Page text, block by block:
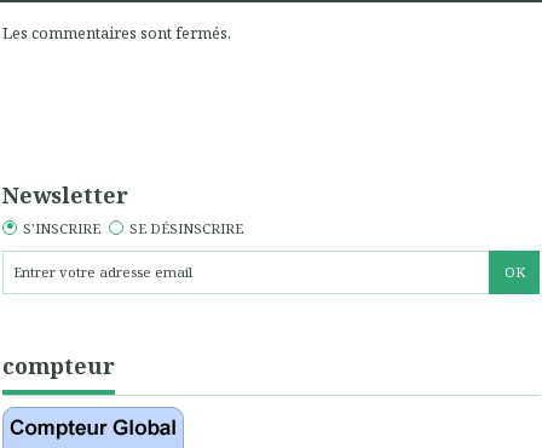
Les commentaires sont fermés.
Newsletter
S'INSCRIRE SE DÉSINSCRIRE
compteur